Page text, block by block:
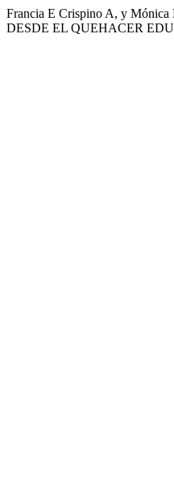
Francia E Crispino A, y
DESDE EL QUEHACER